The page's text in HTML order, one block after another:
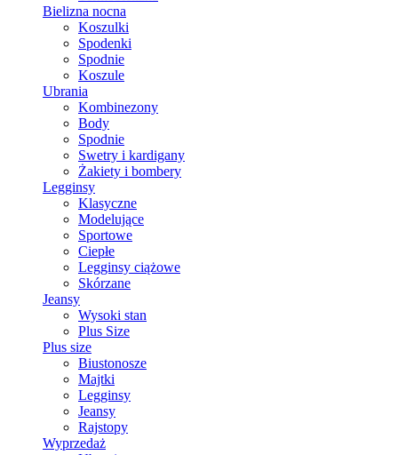
Bielizna nocna
Koszulki
Spodenki
Spodnie
Koszule
Ubrania
Kombinezony
Body
Spodnie
Swetry i kardigany
Żakiety i bombery
Legginsy
Klasyczne
Modelujące
Sportowe
Ciepłe
Legginsy ciążowe
Skórzane
Jeansy
Wysoki stan
Plus Size
Plus size
Biustonosze
Majtki
Legginsy
Jeansy
Rajstopy
Wyprzedaż